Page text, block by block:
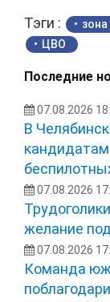
Тэги :
ЦВО
Последние
07.08.2026
В
07.08.2026
желание
07.08.2026
Команда